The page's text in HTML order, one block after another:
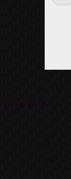
Can't open f0000